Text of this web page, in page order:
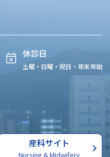
休診日
土曜・日曜・祝日・年末年始
産科サイト
Nursing & Midwifery